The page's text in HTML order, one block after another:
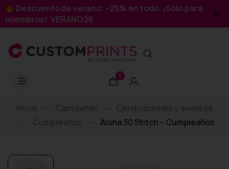
Descuento de verano: -25% en todo. ¡Sólo para
miembros! VERANO26
0
Inicio Camisetas
Celebraciones y eventos
Cumpleaños
Aloha 30 Stitch – Cumpleaños